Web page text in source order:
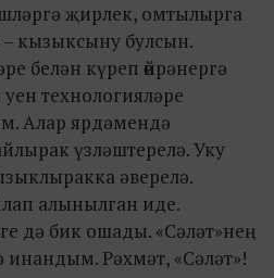
җирлек, омтылырга
– кызыксыну булсын.
белән күреп өйрәнергә
технологияләре
Алар ярдәмендә
үзләштерелә. Уку
әверелә.
алынылган иде.
дә бик ошады. «Сәләт»нең
инандым. Рәхмәт, «Сәләт»!